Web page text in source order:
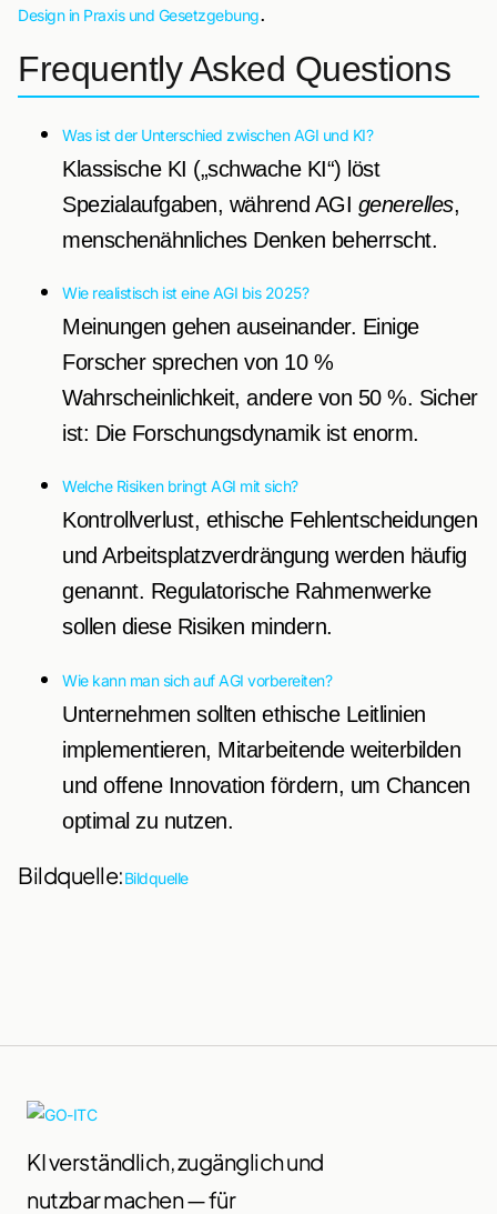
Design in Praxis und Gesetzgebung.
Frequently Asked Questions
Was ist der Unterschied zwischen AGI und KI?
Klassische KI („schwache KI“) löst
Spezialaufgaben, während AGI generelles,
menschenähnliches Denken beherrscht.
Wie realistisch ist eine AGI bis 2025?
Meinungen gehen auseinander. Einige
Forscher sprechen von 10 %
Wahrscheinlichkeit, andere von 50 %. Sicher
ist: Die Forschungsdynamik ist enorm.
Welche Risiken bringt AGI mit sich?
Kontrollverlust, ethische Fehlentscheidungen
und Arbeitsplatzverdrängung werden häufig
genannt. Regulatorische Rahmenwerke
sollen diese Risiken mindern.
Wie kann man sich auf AGI vorbereiten?
Unternehmen sollten ethische Leitlinien
implementieren, Mitarbeitende weiterbilden
und offene Innovation fördern, um Chancen
optimal zu nutzen.
Bildquelle:Bildquelle
KI verständlich, zugänglich und
nutzbar machen — für